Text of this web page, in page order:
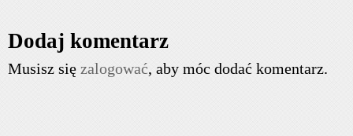
Dodaj komentarz
Musisz się zalogować, aby móc dodać komentarz.